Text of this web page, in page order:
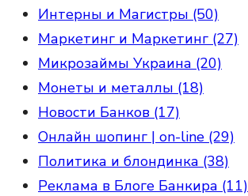
Интерны и Магистры (50)
Маркетинг и Маркетинг (27)
Микрозаймы Украина (20)
Монеты и металлы (18)
Новости Банков (17)
Онлайн шопинг | on-line (29)
Политика и блондинка (38)
Реклама в Блоге Банкира (11)